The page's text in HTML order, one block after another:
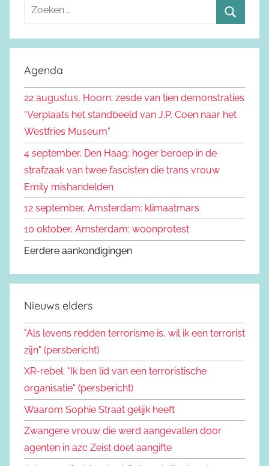
e
e
n
r
:
o
e
n
Agenda
22 augustus, Hoorn: zesde van tien demonstraties
“Verplaats het standbeeld van J.P. Coen naar het
Westfries Museum”
4 september, Den Haag: hoger beroep in de
strafzaak van twee fascisten die trans vrouw
Emily mishandelden
12 september, Amsterdam: klimaatmars
10 oktober, Amsterdam: woonprotest
Eerdere aankondigingen
Nieuws elders
"Als levens redden terrorisme is, wil ik een terrorist
zijn" (persbericht)
XR-rebel: "Ik ben lid van een terroristische
organisatie" (persbericht)
Waarom Sophie Straat gelijk heeft
Zwangere vrouw die werd aangevallen door
agenten in azc Zeist doet aangifte